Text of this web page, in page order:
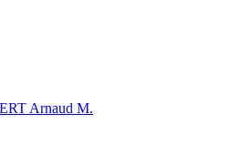
Arnaud M.